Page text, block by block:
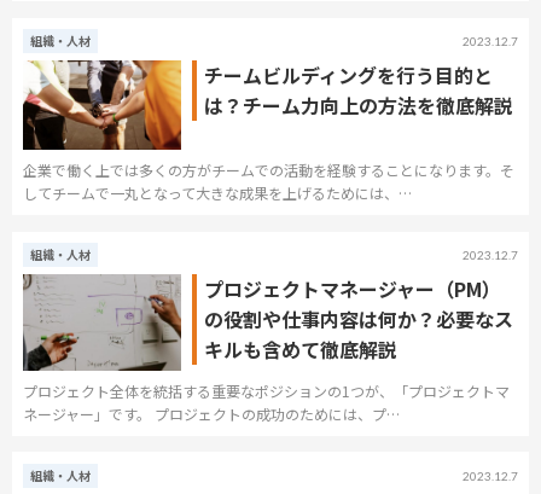
組織・人材 2023.12.7
チームビルディングを行う目的と
は？チーム力向上の方法を徹底解説
企業で働く上では多くの方がチームでの活動を経験することになります。そ
してチームで一丸となって大きな成果を上げるためには、…
組織・人材 2023.12.7
プロジェクトマネージャー（PM）
の役割や仕事内容は何か？必要なス
キルも含めて徹底解説
プロジェクト全体を統括する重要なポジションの1つが、「プロジェクトマ
ネージャー」です。 プロジェクトの成功のためには、プ…
組織・人材 2023.12.7